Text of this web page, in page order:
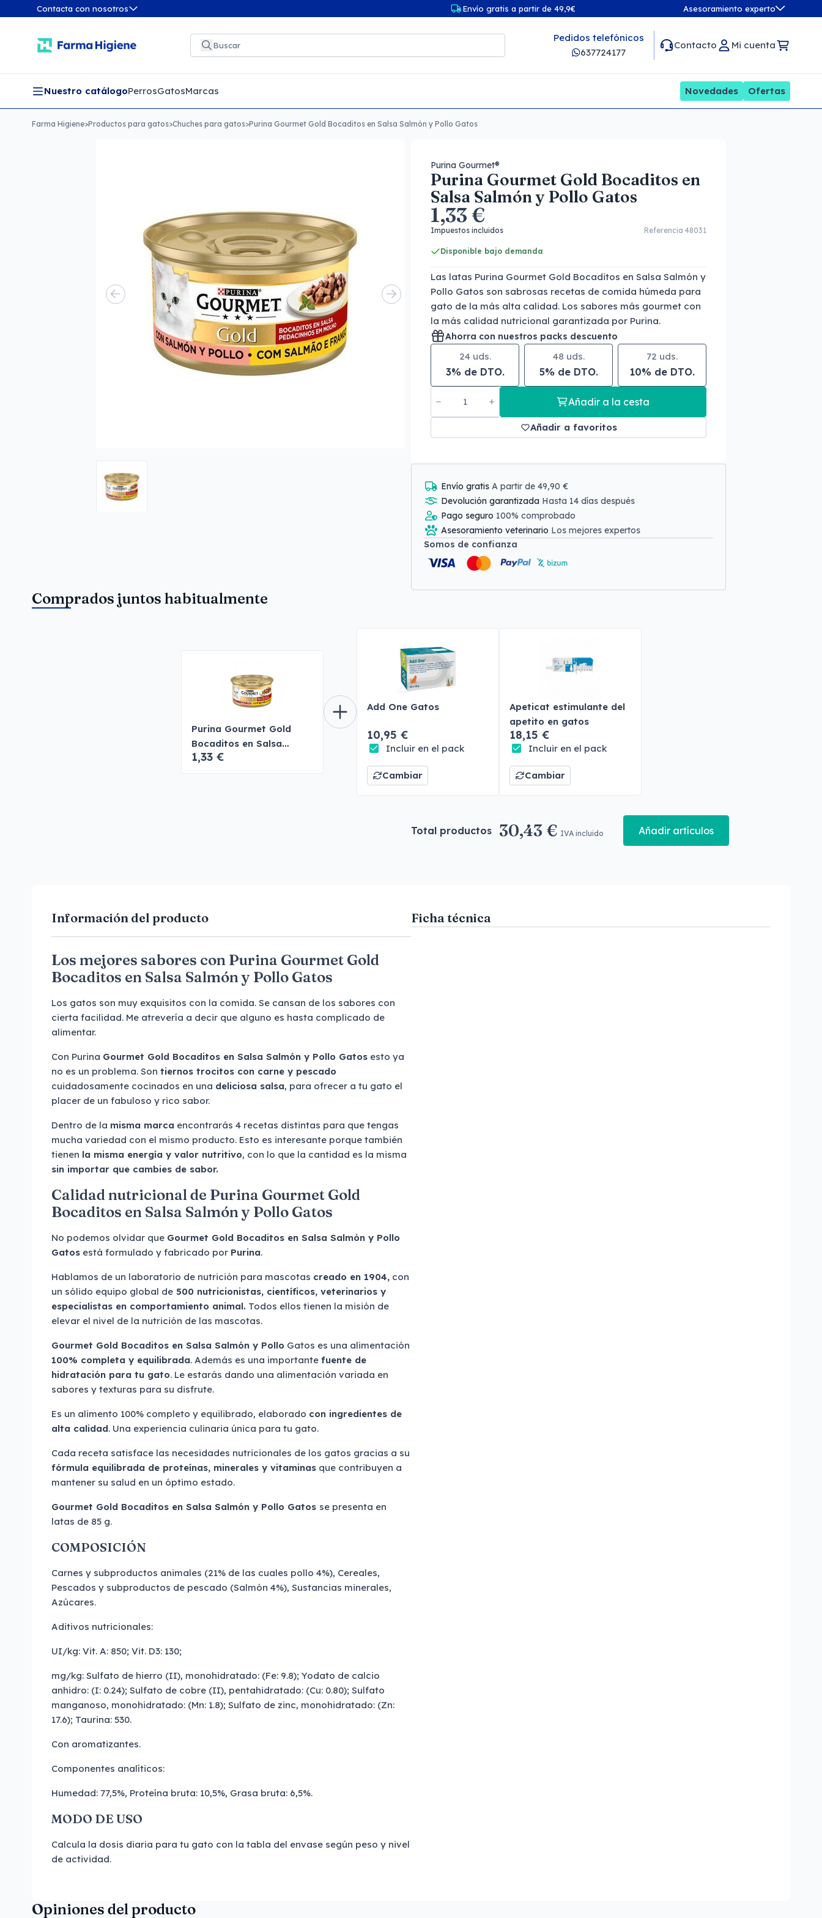
Contacta con nosotros Envío gratis a partir de 49,9€ Asesoramiento experto
Pedidos telefónicos
637724177
Contacto Mi cuenta
Nuestro catálogoPerrosGatosMarcas Novedades Ofertas
Farma Higiene>Productos para gatos>Chuches para gatos>Purina Gourmet Gold Bocaditos en Salsa Salmón y Pollo Gatos
Purina Gourmet®
Purina Gourmet Gold Bocaditos en
Salsa Salmón y Pollo Gatos
1,33 €
Impuestos incluidos Referencia 48031
Disponible bajo demanda
Las latas Purina Gourmet Gold Bocaditos en Salsa Salmón y
Pollo Gatos son sabrosas recetas de comida húmeda para
gato de la más alta calidad. Los sabores más gourmet con
la más calidad nutricional garantizada por Purina.
Ahorra con nuestros packs descuento
24 uds.
3% de DTO.
48 uds.
5% de DTO.
72 uds.
10% de DTO.
Añadir a la cesta
Añadir a favoritos
Envío gratis A partir de 49,90 €
Devolución garantizada Hasta 14 días después
Pago seguro 100% comprobado
Asesoramiento veterinario Los mejores expertos
Somos de confianza
Comprados juntos habitualmente
Purina Gourmet Gold
Bocaditos en Salsa
Salmón y Pollo Gatos
1,33 €
Add One Gatos
10,95 €
Incluir en el pack
Cambiar
Apeticat estimulante del
apetito en gatos
18,15 €
Incluir en el pack
Cambiar
Total productos 30,43 € IVA incluido Añadir artículos
Información del producto
Los mejores sabores con Purina Gourmet Gold
Bocaditos en Salsa Salmón y Pollo Gatos
Los gatos son muy exquisitos con la comida. Se cansan de los sabores con
cierta facilidad. Me atrevería a decir que alguno es hasta complicado de
alimentar.
Con Purina Gourmet Gold Bocaditos en Salsa Salmón y Pollo Gatos esto ya
no es un problema. Son tiernos trocitos con carne y pescado
cuidadosamente cocinados en una deliciosa salsa, para ofrecer a tu gato el
placer de un fabuloso y rico sabor.
Dentro de la misma marca encontrarás 4 recetas distintas para que tengas
mucha variedad con el mismo producto. Esto es interesante porque también
tienen la misma energía y valor nutritivo, con lo que la cantidad es la misma
sin importar que cambies de sabor.
Calidad nutricional de Purina Gourmet Gold
Bocaditos en Salsa Salmón y Pollo Gatos
No podemos olvidar que Gourmet Gold Bocaditos en Salsa Salmón y Pollo
Gatos está formulado y fabricado por Purina.
Hablamos de un laboratorio de nutrición para mascotas creado en 1904, con
un sólido equipo global de 500 nutricionistas, científicos, veterinarios y
especialistas en comportamiento animal. Todos ellos tienen la misión de
elevar el nivel de la nutrición de las mascotas.
Gourmet Gold Bocaditos en Salsa Salmón y Pollo Gatos es una alimentación
100% completa y equilibrada. Además es una importante fuente de
hidratación para tu gato. Le estarás dando una alimentación variada en
sabores y texturas para su disfrute.
Es un alimento 100% completo y equilibrado, elaborado con ingredientes de
alta calidad. Una experiencia culinaria única para tu gato.
Cada receta satisface las necesidades nutricionales de los gatos gracias a su
fórmula equilibrada de proteínas, minerales y vitaminas que contribuyen a
mantener su salud en un óptimo estado.
Gourmet Gold Bocaditos en Salsa Salmón y Pollo Gatos se presenta en
latas de 85 g.
COMPOSICIÓN
Carnes y subproductos animales (21% de las cuales pollo 4%), Cereales,
Pescados y subproductos de pescado (Salmón 4%), Sustancias minerales,
Azúcares.
Aditivos nutricionales:
UI/kg: Vit. A: 850; Vit. D3: 130;
mg/kg: Sulfato de hierro (II), monohidratado: (Fe: 9.8); Yodato de calcio
anhidro: (I: 0.24); Sulfato de cobre (II), pentahidratado: (Cu: 0.80); Sulfato
manganoso, monohidratado: (Mn: 1.8); Sulfato de zinc, monohidratado: (Zn:
17.6); Taurina: 530.
Con aromatizantes.
Componentes analíticos:
Humedad: 77,5%, Proteína bruta: 10,5%, Grasa bruta: 6,5%.
MODO DE USO
Calcula la dosis diaria para tu gato con la tabla del envase según peso y nivel
de actividad.
Ficha técnica
Opiniones del producto